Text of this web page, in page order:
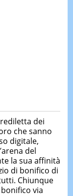
dei
che sanno
digitale,
del
la sua affinità
di bonifico di
Chiunque
via